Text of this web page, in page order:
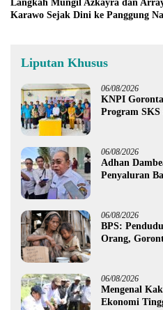
Langkah Mungil Azkayra dan
Karawo Sejak Dini ke Panggung
Liputan Khusus
06/08/2026
KNPI
Program
06/08/2026
Adhan
Penyaluran
06/08/2026
BPS:
Orang,
06/08/2026
Mengenal
Ekonomi